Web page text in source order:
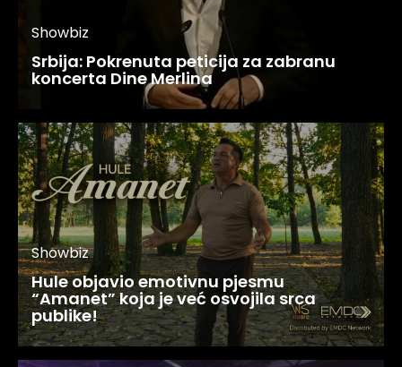
Showbiz
Srbija: Pokrenuta peticija za zabranu
koncerta Dine Merlina
Showbiz
Hule objavio emotivnu pjesmu
“Amanet” koja je već osvojila srca
publike!